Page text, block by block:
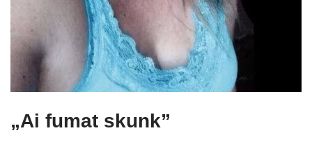
„Ai fumat skunk”